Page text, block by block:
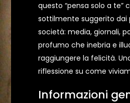
questo “pensa solo a te”
sottilmente suggerito dai
società: media, giornali,
profumo che inebria e
raggiungere la felicità.
riflessione su come
Informazioni